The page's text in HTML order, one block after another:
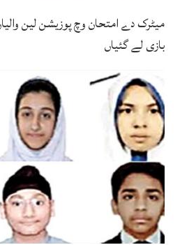
میٹرک دے امتحان وچ پوزیشن لین
بازی لے گئیاں